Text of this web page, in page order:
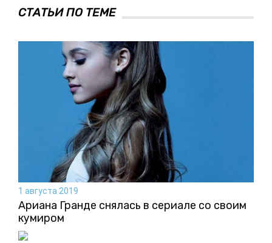
СТАТЬИ ПО ТЕМЕ
1 августа 2019
Ариана Гранде снялась в сериале со своим
кумиром